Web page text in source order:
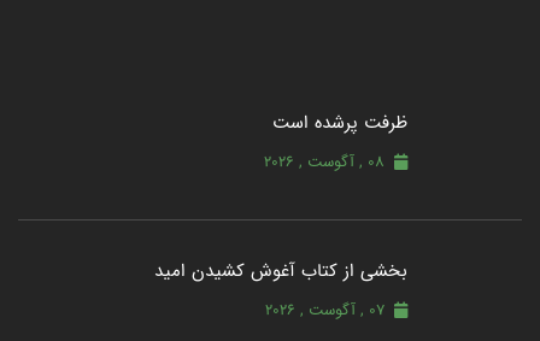
ظرفت پرشده‌ است
08 , آگوست , 2026
بخشی از کتاب آغوش کشیدن امید
07 , آگوست , 2026